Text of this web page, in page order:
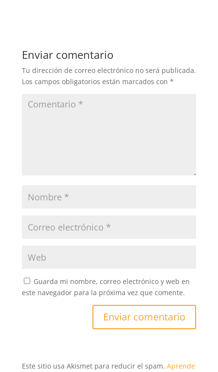
b
o
o
A
p
p
tir
Enviar comentario
Tu dirección de correo electrónico no será publicada.
Los campos obligatorios están marcados con *
Guarda mi nombre, correo electrónico y web en
este navegador para la próxima vez que comente.
Este sitio usa Akismet para reducir el spam. Aprende